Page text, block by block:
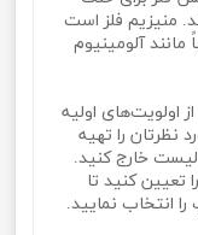
منیزیم فلز است
مانند آلومینیوم
اولویت‌های اولیه
نظرتان را تهیه
خارج کنید.
تعیین کنید تا
انتخاب نمایید.